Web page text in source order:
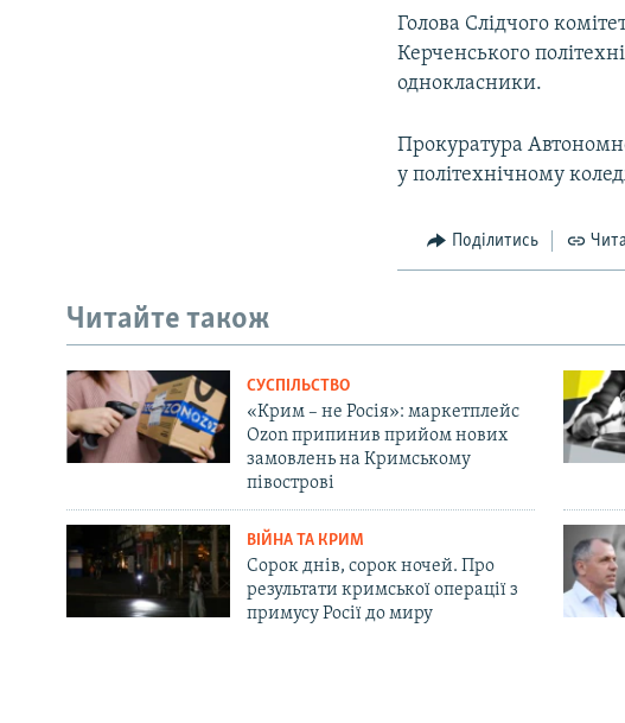
Голова Слідчого
Керченського
однокласники.
Прокуратура
у політехнічному
Поділитись
Читайте також
СУСПІЛЬСТВО
«Крим – не Росія»: маркетплейс
Ozon припинив прийом нових
замовлень на Кримському
півострові
ВІЙНА ТА КРИМ
Сорок днів, сорок ночей. Про
результати кримської операції з
примусу Росії до миру